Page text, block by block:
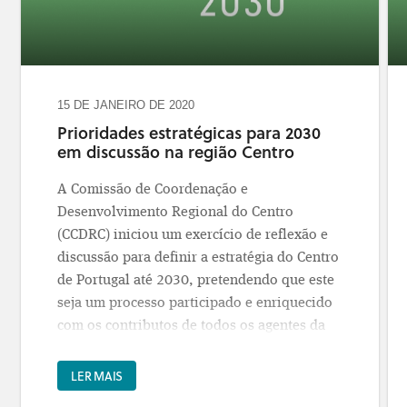
- que lhe permite fazer uma
15 DE JANEIRO DE 2020
Prioridades estratégicas para 2030
em discussão na região Centro
A Comissão de Coordenação e
Desenvolvimento Regional do Centro
(CCDRC) iniciou um exercício de reflexão e
discussão para definir a estratégia do Centro
de Portugal até 2030, pretendendo que este
seja um processo participado e enriquecido
com os contributos de todos os agentes da
coletiva.
LER MAIS